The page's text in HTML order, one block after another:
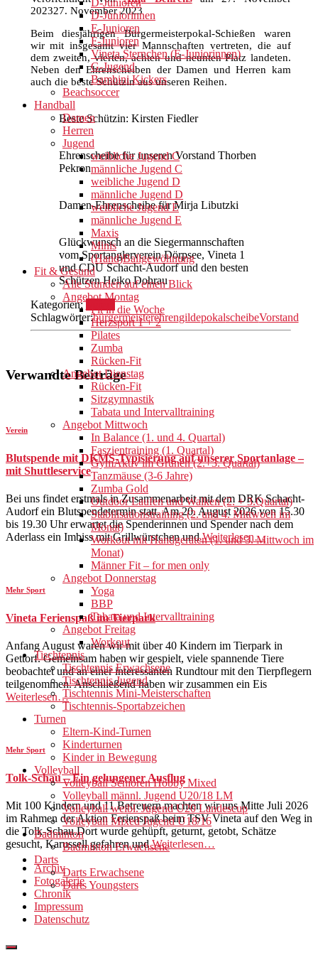
D-Junioren
D-Juniorinnen
E-Junioren
F-Junioren
Vineta Sternchen (E-Juniorinnen)
G-Jugend
Bambini Kickers
Beachsoccer
Handball
Damen
Herren
Jugend
weibliche Jugend C
männliche Jugend C
weibliche Jugend D
männliche Jugend D
weibliche Jugend E
männliche Jugend E
Maxis
Minis
(Hand)Ballgewöhnung
Fit & Gesund
Alle Stunden auf einen Blick
Angebot Montag
Fit in die Woche
Herzsport 1 + 2
Pilates
Zumba
Rücken-Fit
Angebot Dienstag
Rücken-Fit
Sitzgymnastik
Tabata und Intervalltraining
Angebot Mittwoch
In Balance (1. und 4. Quartal)
Faszientraining (1. Quartal)
GymAktiv im Grünen (2.+3. Quartal)
Tanzmäuse (3-6 Jahre)
Zumba Gold
Outdoor Laufen und Walken (2. + 3.Quartal)
Stabilisationstraining (2. und 4. Mittwoch im
Monat)
Workout mit Handgeräten (1. und 3. Mittwoch im
Monat)
Männer Fit – for men only
Angebot Donnerstag
Yoga
BBP
Tabata und Intervalltraining
Angebot Freitag
Workout
Tischtennis
Tischtennis Erwachsene
Tischtennis Jugend
Tischtennis Mini-Meisterschaften
Tischtennis-Sportabzeichen
Turnen
Eltern-Kind-Turnen
Kinderturnen
Kinder in Bewegung
Volleyball
Volleyball Senioren Hobby Mixed
Volleyball männl. Jugend U20/18 LM
Volleyball weibl. Jugend U20 Landescup
Volleyball Mixed Jugend U18/16
Badminton
Badminton Erwachsene
Darts
Darts Erwachsene
Darts Youngsters
202327. November 2023
Beim diesjährigen Bürgermeisterpokal-Schießen waren
wir mit insgesamt vier Mannschaften vertreten, die auf
dem zweiten, vierten, achten und neunten Platz landeten.
Neben den Ehrenscheiben der Damen und Herren kam
auch die beste Schützin aus unseren Reihen.
Beste Schützin: Kirsten Fiedler
Ehrenscheibe für unseren Vorstand Thorben
Pekron
Damen-Ehrenscheibe für Mirja Libutzki
Glückwunsch an die Siegermannschaften
vom Sportanglerverein Dörpsee, Vineta 1
und CDU Schacht-Audorf und den besten
Schützen Heiko Dohrau
Kategorien:Verein
Schlagwörter:bürgermeisterehrengildepokalscheibeVorstand
Verwandte Beiträge
Verein
Blutspende mit DKMS-Typisierung auf unserer Sportanlage –
mit Shuttleservice
Bei uns findet erstmals in Zusammenarbeit mit dem DRK Schacht-
Audorf ein Blutspendetermin statt. Am 20. August 2026 von 15.30
bis 19.30 Uhr erwartet die Spenderinnen und Spender nach dem
Aderlass ein Imbiss mit Grillwürstchen undWeiterlesen…
Mehr Sport
Vineta Ferienspaß im Tierpark
Anfang August waren wir mit über 40 Kindern im Tierpark in
Gettorf. Gemeinsam haben wir gespielt, viele spannende Tiere
beobachtet und an einer interessanten Rundtour mit den Tierpflegern
teilgenommen. Anschließend haben wir zusammen ein Eis
Weiterlesen…
Mehr Sport
Tolk-Schau – Ein gelungener Ausflug
Mit 100 Kindern und 11 Betreuern machten wir uns Mitte Juli 2026
im Rahmen der Aktion Ferienspaß beim TSV Vineta auf den Weg in
die Tolk-Schau.Dort wurde gehüpft, geturnt, getobt, Schätze
gesucht, Karussell gefahren undWeiterlesen…
Archiv
Fotogalerie
Chronik
Impressum
Datenschutz